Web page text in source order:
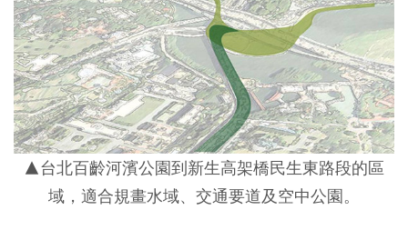
▲台北百齡河濱公園到新生高架橋民生東路段的區
域，適合規畫水域、交通要道及空中公園。